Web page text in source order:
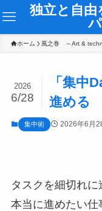
独立と自
ホーム 風之巻 ～Art &
「集中
進める
2026
6/28
集中術 2026年6月
タスクを細切れに
本当に進めたい仕